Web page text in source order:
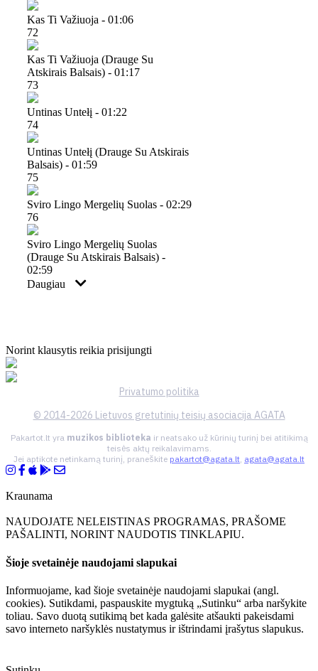
Kas Ti Važiuoja - 01:06
72
Kas Ti Važiuoja (drauge Su
Atskirais Balsais) - 01:17
73
Untinas Untełį - 01:22
74
Untinas Untełį (drauge Su Atskirais
Balsais) - 01:59
75
Sviro Lingo Mergelių Suolas - 02:29
76
Sviro Lingo Mergelių Suolas
(drauge Su Atskirais Balsais) -
02:59
Daugiau
Norint klausytis reikia prisijungti
Privatumo politika
© 2014-2026 Lietuvos gretutinių teisių asociacija AGATA
Pakartot.lt yra muzikos biblioteka ir neatsako už kūrinių turinį bei atitikimą
teisės aktų reikalavimams.
Jei aptikote netinkamą turinį, praneškite pakartot@agata.lt, agata@agata.lt
Kraunama
NAUDOJATE NELEISTINAS PROGRAMAS, PRAŠOME
PAŠALINTI, NORINT NAUDOTIS TINKLAPIU.
Šioje svetainėje naudojami slapukai
Informuojame, kad šioje svetainėje naudojami slapukai (angl.
cookies). Sutikdami, paspauskite mygtuką „Sutinku“ arba naršykite
toliau. Savo duotą sutikimą bet kada galėsite atšaukti pakeisdami
savo interneto naršyklės nustatymus ir ištrindami įrašytus slapukus.